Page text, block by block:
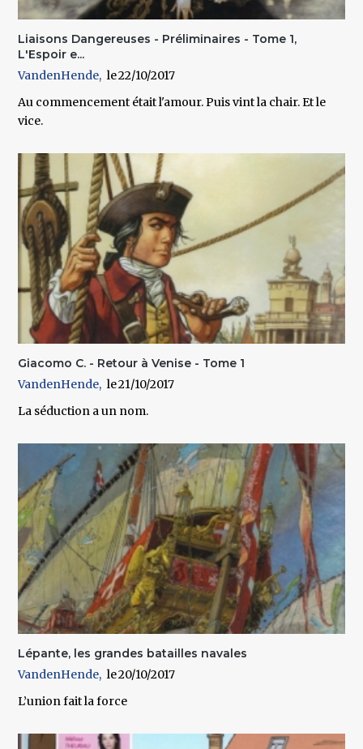
Liaisons Dangereuses - Préliminaires - Tome 1,
L'Espoir e...
VandenHende
22/10/2017
Au commencement était l'amour. Puis vint la chair. Et le
vice.
Giacomo C. - Retour à Venise - Tome 1
VandenHende
21/10/2017
La séduction a un nom.
Lépante, les grandes batailles navales
VandenHende
20/10/2017
L’union fait la force